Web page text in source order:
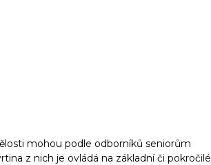
mohou podle odborníků seniorům
z nich je ovládá na základní či pokročilé